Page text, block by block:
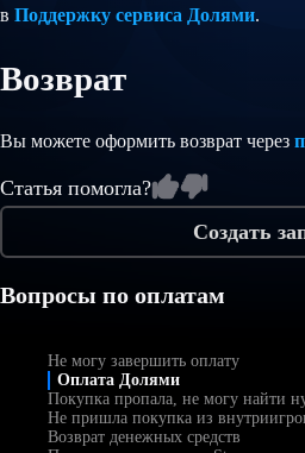
в Поддержку сервиса Долями.
Возврат
Вы можете оформить возврат через
Статья помогла?
Создать
Вопросы по оплатам
Не могу завершить оплату
Оплата Долями
Покупка пропала, не могу найти
Не пришла покупка из
Возврат денежных средств